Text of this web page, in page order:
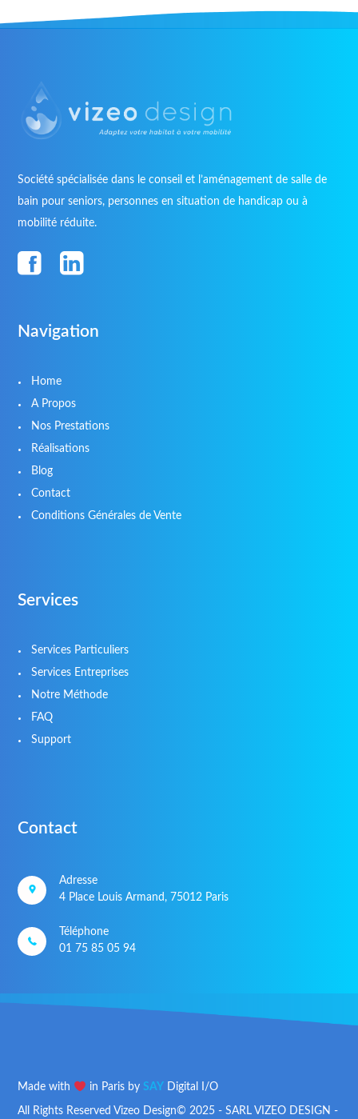
Société spécialisée dans le conseil et l’aménagement de salle de
bain pour seniors, personnes en situation de handicap ou à
mobilité réduite.
Navigation
Home
A Propos
Nos Prestations
Réalisations
Blog
Contact
Conditions Générales de Vente
Services
Services Particuliers
Services Entreprises
Notre Méthode
FAQ
Support
Contact
Adresse
4 Place Louis Armand, 75012 Paris
Téléphone
01 75 85 05 94
Made with in Paris bySAY Digital I/O
All Rights Reserved Vizeo Design© 2025 - SARL VIZEO DESIGN -